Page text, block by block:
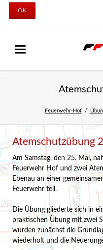
OK
Feuerwehr-Hof
Atemschutzübung
Am Samstag, den 25. Mai,
Feuerwehr Hof und zwei
Ebenau an einer
Feuerwehr teil.
Die Übung gliederte sich in
praktischen Übung mit zwei
wurden zunächst die
wiederholt und die